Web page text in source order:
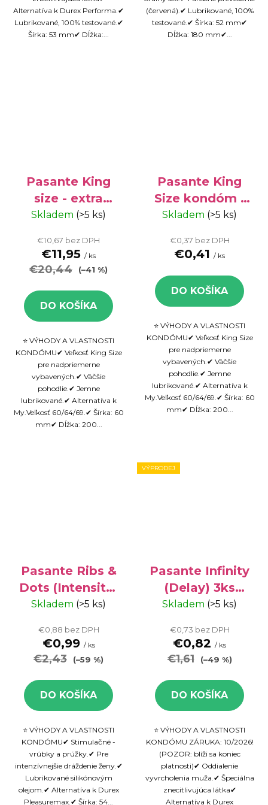
Alternatíva k Durex Performa.✔
Lubrikované, 100% testované.✔
Šírka: 53 mm✔ Dĺžka:...
(červená).✔ Lubrikované, 100%
testované.✔ Šírka: 52 mm✔
Dĺžka: 180 mm✔...
Pasante King
size - extra
veľké kondómy,
Skladem (>5 ks)
€10,67 bez DPH
€11,95 / ks
€20,44 (–41 %)
DO KOŠÍKA
⭐ VÝHODY A VLASTNOSTI
KONDÓMU✔ Veľkosť King Size
pre nadpriemerne
vybavených.✔ Väčšie
pohodlie.✔ Jemne
lubrikované.✔ Alternatíva k
My.Veľkosť 60/64/69.✔ Šírka: 60
mm✔ Dĺžka: 200...
Pasante King
Size kondóm -
extra veľké
Skladem (>5 ks)
€0,37 bez DPH
€0,41 / ks
DO KOŠÍKA
⭐ VÝHODY A VLASTNOSTI
KONDÓMU✔ Veľkosť King Size
pre nadpriemerne
vybavených.✔ Väčšie
pohodlie.✔ Jemne
lubrikované.✔ Alternatíva k
My.Veľkosť 60/64/69.✔ Šírka: 60
mm✔ Dĺžka: 200...
Pasante Ribs &
Dots (Intensity)
- vrúbkované
krabička
Skladem (>5 ks)
€0,88 bez DPH
€0,99 / ks
€2,43 (–59 %)
DO KOŠÍKA
⭐ VÝHODY A VLASTNOSTI
KONDÓMU✔ Stimulačné -
vrúbky a prúžky.✔ Pre
intenzívnejšie dráždenie ženy.✔
Lubrikované silikónovým
olejom.✔ Alternatíva k Durex
Pleasuremax.✔ Šírka: 54...
VÝPRODEJ
Pasante Infinity
(Delay) 3ks
krabička
Skladem (>5 ks)
€0,73 bez DPH
€0,82 / ks
€1,61 (–49 %)
DO KOŠÍKA
⭐ VÝHODY A VLASTNOSTI
KONDÓMU ZÁRUKA: 10/2026!
(POZOR: blíži sa koniec
platnosti)✔ Oddialenie
vyvrcholenia muža.✔ Špeciálna
znecitlivujúca látka✔
Alternatíva k Durex